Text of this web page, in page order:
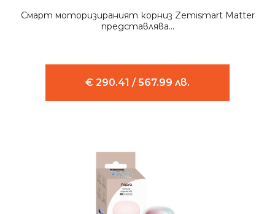
Смарт моторизираният корниз Zemismart Matter
представлява...
€ 290.41 / 567.99 лв.